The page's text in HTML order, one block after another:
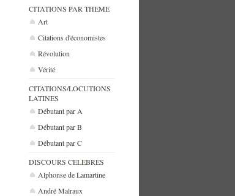
CITATIONS PAR THEME
Art
Citations d'économistes
Révolution
Vérité
CITATIONS/LOCUTIONS
LATINES
Débutant par A
Débutant par B
Débutant par C
DISCOURS CELEBRES
Alphonse de Lamartine
André Malraux